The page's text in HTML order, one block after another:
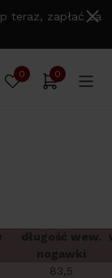
zapłać za
0 0
długość wew.
nogawki
83,5